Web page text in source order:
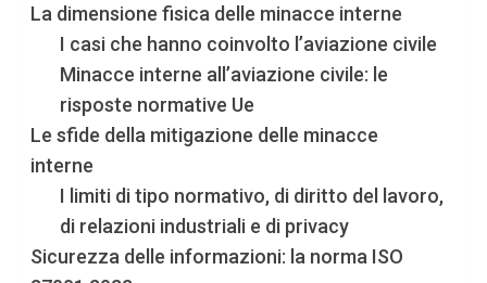
La dimensione fisica delle minacce interne
I casi che hanno coinvolto l’aviazione civile
Minacce interne all’aviazione civile: le
risposte normative Ue
Le sfide della mitigazione delle minacce
interne
I limiti di tipo normativo, di diritto del lavoro,
di relazioni industriali e di privacy
Sicurezza delle informazioni: la norma ISO